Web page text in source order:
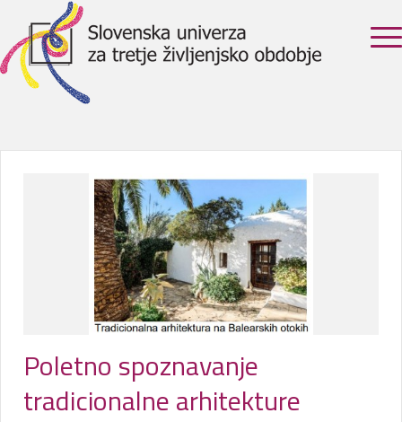
Poletno spoznavanje
tradicionalne arhitekture